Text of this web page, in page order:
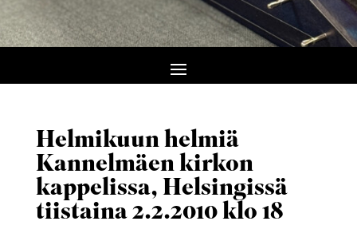
Helmikuun helmiä
Kannelmäen kirkon
kappelissa, Helsingissä
tiistaina 2.2.2010 klo 18